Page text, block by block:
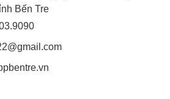
Bến Tre